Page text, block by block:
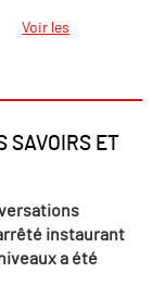
Voir les
ET
instaurant
a été